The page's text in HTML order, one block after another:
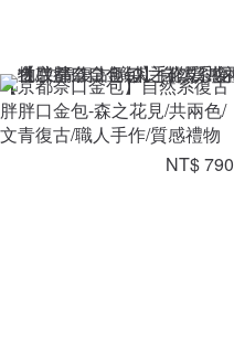
【京都奈口金包】自然系復古
胖胖口金包-森之花見/共兩色/
文青復古/職人手作/質感禮物
NT$ 790